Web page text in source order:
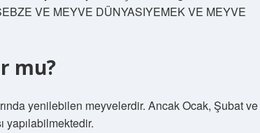
VE MEYVE DÜNYASIYEMEK VE MEYVE
mu?
yenilebilen meyvelerdir. Ancak Ocak, Şubat ve
yapılabilmektedir.